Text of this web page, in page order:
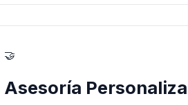
🤝
Asesoría